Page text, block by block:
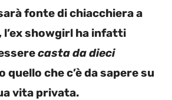
fonte di chiacchiera a
l’ex showgirl ha infatti
casta da dieci
quello che c’è da sapere su
vita privata.